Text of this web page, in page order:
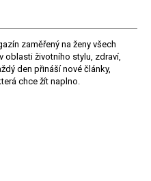
zaměřený na ženy všech
oblasti životního stylu, zdraví,
den přináší nové články,
chce žít naplno.